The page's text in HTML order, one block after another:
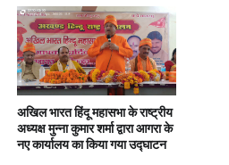
अखिल भारत हिंदू महासभा के राष्ट्रीय
अध्यक्ष मुन्ना कुमार शर्मा द्वारा आगरा के
नए कार्यालय का किया गया उद्घाटन